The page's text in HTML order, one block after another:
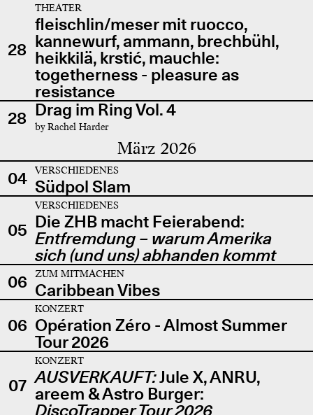
28
THEATER
fleischlin/meser mit ruocco,
kannewurf, ammann, brechbühl,
heikkilä, krstić, mauchle:
togetherness - pleasure as
resistance
28 Drag im Ring Vol. 4
by Rachel Harder
März 2026
04 VERSCHIEDENES
Südpol Slam
05
VERSCHIEDENES
Die ZHB macht Feierabend:
Entfremdung – warum Amerika
sich (und uns) abhanden kommt
06
ZUM MITMACHEN
Caribbean Vibes
06
KONZERT
Opération Zéro - Almost Summer
Tour 2026
07
KONZERT
AUSVERKAUFT:Jule X, ANRU,
areem & Astro Burger:
DiscoTrapper Tour 2026